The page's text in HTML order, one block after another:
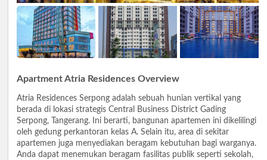
Apartment Atria Residences Overview
Atria Residences Serpong adalah sebuah hunian vertikal yang
berada di lokasi strategis Central Business District Gading
Serpong, Tangerang. Ini berarti, bangunan apartemen ini dikelilingi
oleh gedung perkantoran kelas A. Selain itu, area di sekitar
apartemen juga menyediakan beragam kebutuhan bagi warganya.
Anda dapat menemukan beragam fasilitas publik seperti sekolah,